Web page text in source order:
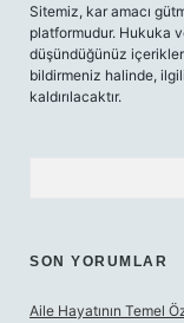
Sitemiz, kar amacı
platformudur. Hukuka
düşündüğünüz
bildirmeniz halinde,
kaldırılacaktır.
SON YORUMLAR
Aile Hayatının Temel